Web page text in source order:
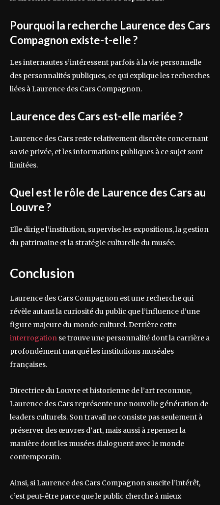
Pourquoi la recherche Laurence des Cars
Compagnon existe-t-elle ?
Les internautes s’intéressent parfois à la vie personnelle
des personnalités publiques, ce qui explique les recherches
liées à Laurence des Cars Compagnon.
Laurence des Cars est-elle mariée ?
Laurence des Cars reste relativement discrète concernant
sa vie privée, et les informations publiques à ce sujet sont
limitées.
Quel est le rôle de Laurence des Cars au
Louvre ?
Elle dirige l’institution, supervise les expositions, la gestion
du patrimoine et la stratégie culturelle du musée.
Conclusion
Laurence des Cars Compagnon est une recherche qui
révèle autant la curiosité du public que l’influence d’une
figure majeure du monde culturel. Derrière cette
interrogation se trouve une personnalité dont la carrière a
profondément marqué les institutions muséales
françaises.
Directrice du Louvre et historienne de l’art reconnue,
Laurence des Cars représente une nouvelle génération de
leaders culturels. Son travail ne consiste pas seulement à
préserver des œuvres d’art, mais aussi à repenser la
manière dont les musées dialoguent avec le monde
contemporain.
Ainsi, si Laurence des Cars Compagnon suscite l’intérêt,
c’est peut-être parce que le public cherche à mieux